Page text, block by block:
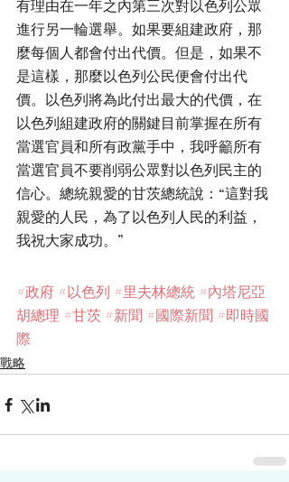
有理由在一年之內第三次對以色列公眾
進行另一輪選舉。如果要組建政府，那
麼每個人都會付出代價。但是，如果不
是這樣，那麼以色列公民便會付出代
價。以色列將為此付出最大的代價，在
以色列組建政府的關鍵目前掌握在所有
當選官員和所有政黨手中，我呼籲所有
當選官員不要削弱公眾對以色列民主的
信心。總統親愛的甘茨總統說：“這對我
親愛的人民，為了以色列人民的利益，
我祝大家成功。”
#政府 #以色列 #里夫林總統 #內塔尼亞
胡總理 #甘茨 #新聞 #國際新聞 #即時國
際
戰略